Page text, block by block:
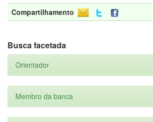
Compartilhamento
Busca facetada
Orientador
Membro da banca